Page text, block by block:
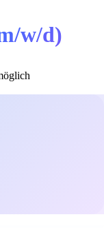
w/d)